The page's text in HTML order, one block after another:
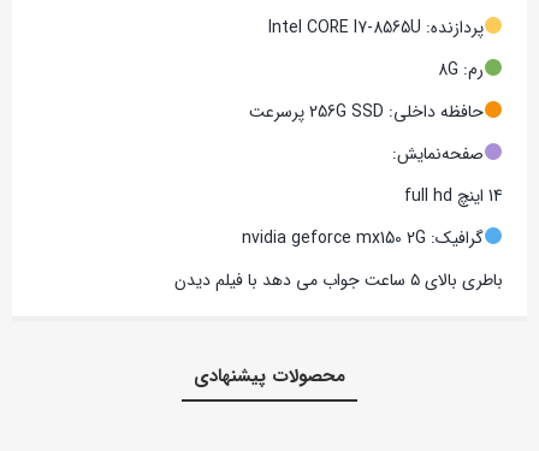
پردازنده: Intel CORE I7-8565U
رم: 8G
حافظه داخلی: 256G SSD پرسرعت
صفحه‌نمایش:
14 اینچ full hd
گرافیک: nvidia geforce mx150 2G
باطری بالای ۵ ساعت جواب می دهد با فیلم دیدن
محصولات پیشنهادی